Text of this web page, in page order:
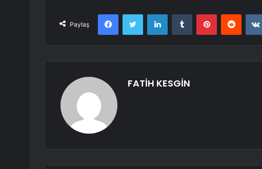
Paylaş
FacebookTwitter LinkedInTumblr PinterestReddit
FATİH KESGİN